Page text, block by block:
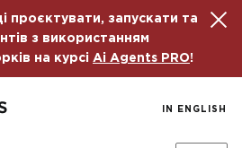
проєктувати, запускати та
з використанням
на курсі Ai Agents PRO!
IN ENGLISH